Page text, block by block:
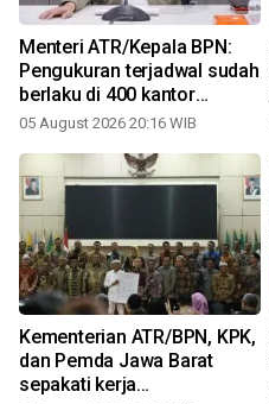
Menteri ATR/Kepala BPN:
Pengukuran terjadwal sudah
berlaku di 400 kantor
pertanahan
05 August 2026 20:16 WIB
Kementerian ATR/BPN, KPK,
dan Pemda Jawa Barat
sepakati kerja